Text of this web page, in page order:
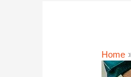
Home